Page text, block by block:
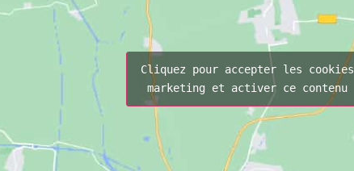
Cliquez pour accepter les cookies
marketing et activer ce contenu